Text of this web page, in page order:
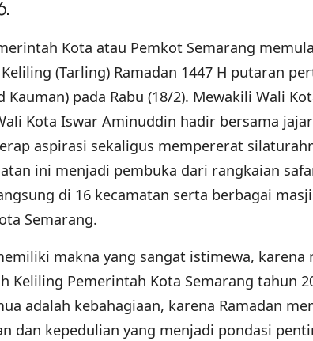
Kota atau Pemkot Semarang
(Tarling) Ramadan 1447 H putaran
Kauman) pada Rabu (18/2). Mewakili Wali
Kota Iswar Aminuddin hadir bersama
aspirasi sekaligus mempererat
ini menjadi pembuka dari rangkaian
di 16 kecamatan serta berbagai
Semarang.
makna yang sangat istimewa, karena
Keliling Pemerintah Kota Semarang tahun
adalah kebahagiaan, karena Ramadan
dan kepedulian yang menjadi pondasi